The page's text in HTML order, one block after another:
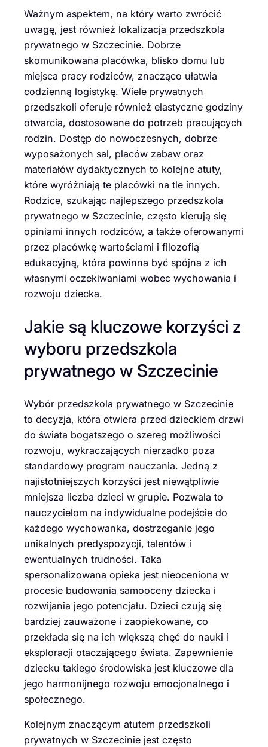
Ważnym aspektem, na który warto zwrócić
uwagę, jest również lokalizacja przedszkola
prywatnego w Szczecinie. Dobrze
skomunikowana placówka, blisko domu lub
miejsca pracy rodziców, znacząco ułatwia
codzienną logistykę. Wiele prywatnych
przedszkoli oferuje również elastyczne godziny
otwarcia, dostosowane do potrzeb pracujących
rodzin. Dostęp do nowoczesnych, dobrze
wyposażonych sal, placów zabaw oraz
materiałów dydaktycznych to kolejne atuty,
które wyróżniają te placówki na tle innych.
Rodzice, szukając najlepszego przedszkola
prywatnego w Szczecinie, często kierują się
opiniami innych rodziców, a także oferowanymi
przez placówkę wartościami i filozofią
edukacyjną, która powinna być spójna z ich
własnymi oczekiwaniami wobec wychowania i
rozwoju dziecka.
Jakie są kluczowe korzyści z
wyboru przedszkola
prywatnego w Szczecinie
Wybór przedszkola prywatnego w Szczecinie
to decyzja, która otwiera przed dzieckiem drzwi
do świata bogatszego o szereg możliwości
rozwoju, wykraczających nierzadko poza
standardowy program nauczania. Jedną z
najistotniejszych korzyści jest niewątpliwie
mniejsza liczba dzieci w grupie. Pozwala to
nauczycielom na indywidualne podejście do
każdego wychowanka, dostrzeganie jego
unikalnych predyspozycji, talentów i
ewentualnych trudności. Taka
spersonalizowana opieka jest nieoceniona w
procesie budowania samooceny dziecka i
rozwijania jego potencjału. Dzieci czują się
bardziej zauważone i zaopiekowane, co
przekłada się na ich większą chęć do nauki i
eksploracji otaczającego świata. Zapewnienie
dziecku takiego środowiska jest kluczowe dla
jego harmonijnego rozwoju emocjonalnego i
społecznego.
Kolejnym znaczącym atutem przedszkoli
prywatnych w Szczecinie jest często